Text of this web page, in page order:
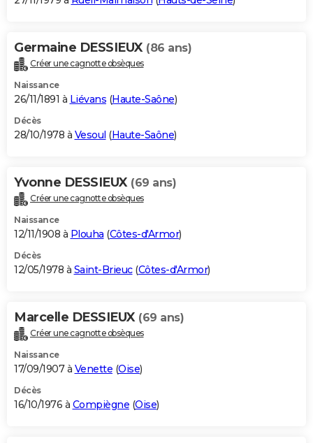
Germaine DESSIEUX (86 ans)
Créer une cagnotte obsèques
Naissance
26/11/1891 à Liévans (Haute-Saône)
Décès
28/10/1978 à Vesoul (Haute-Saône)
Yvonne DESSIEUX (69 ans)
Créer une cagnotte obsèques
Naissance
12/11/1908 à Plouha (Côtes-d'Armor)
Décès
12/05/1978 à Saint-Brieuc(Côtes-d'Armor)
Marcelle DESSIEUX (69 ans)
Créer une cagnotte obsèques
Naissance
17/09/1907 à Venette (Oise)
Décès
16/10/1976 à Compiègne (Oise)